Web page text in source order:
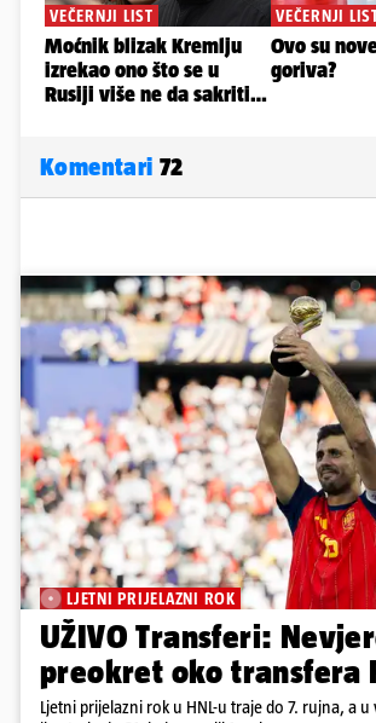
Komentari 72
LJETNI PRIJELAZNI ROK
UŽIVO Transferi:
preokret oko transfera
Ljetni prijelazni rok u HNL-u traje do 7. rujna, a